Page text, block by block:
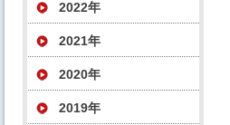
2022年
2021年
2020年
2019年